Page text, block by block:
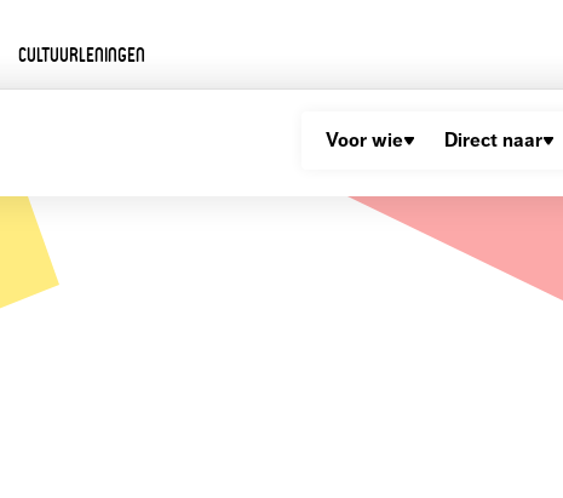
Cultuurleningen
Voor wie Direct naar